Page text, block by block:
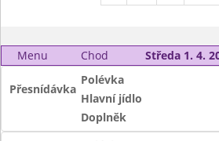
Menu Chod Středa 1. 4.
Přesnídávka
Polévka
Hlavní jídlo
Doplněk